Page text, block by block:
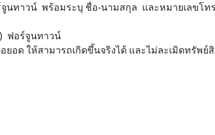
นทาวน์ พร้อมระบุ ชื่อ-นามสกุล และหมายเลขโท
ฟอร์จูนทาวน์
ด ให้สามารถเกิดขึ้นจริงได้ และไม่ละเมิดทรัพย์